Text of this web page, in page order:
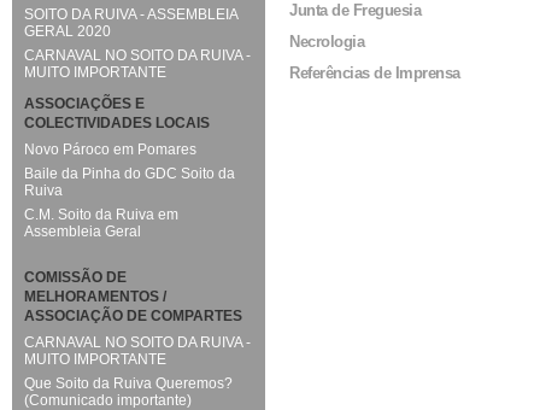
Junta de Freguesia
Necrologia
Referências de Imprensa
SOITO DA RUIVA - ASSEMBLEIA
GERAL 2020
CARNAVAL NO SOITO DA RUIVA -
MUITO IMPORTANTE
ASSOCIAÇÕES E
COLECTIVIDADES LOCAIS
Novo Pároco em Pomares
Baile da Pinha do GDC Soito da
Ruiva
C.M. Soito da Ruiva em
Assembleia Geral
COMISSÃO DE
MELHORAMENTOS /
ASSOCIAÇÃO DE COMPARTES
CARNAVAL NO SOITO DA RUIVA -
MUITO IMPORTANTE
Que Soito da Ruiva Queremos?
(Comunicado importante)